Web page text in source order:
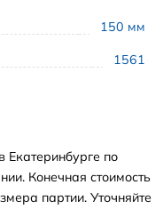
150 мм
1561
по
Конечная стоимость
партии. Уточняйте